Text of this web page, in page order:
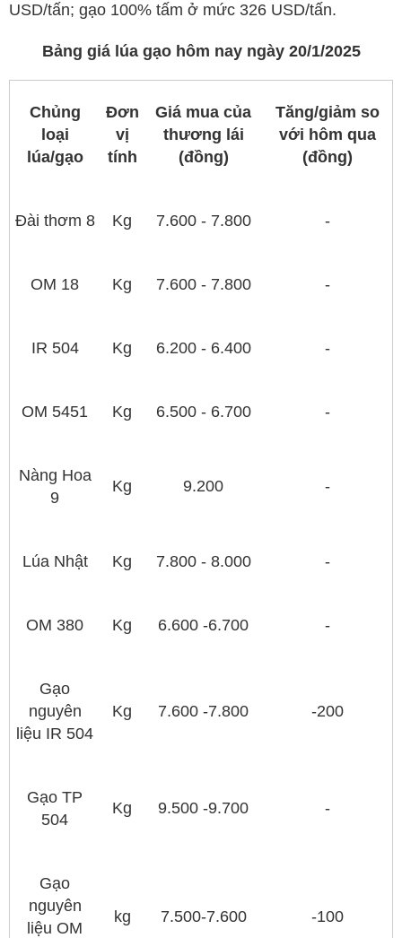
USD/tấn; gạo 100% tấm ở mức 326 USD/tấn.
Bảng giá lúa gạo hôm nay ngày 20/1/2025
Chủng
loại
lúa/gạo
Đơn
vị
tính
Giá mua của
thương lái
(đồng)
Tăng/giảm so
với hôm qua
(đồng)
Đài thơm 8 Kg 7.600 - 7.800 -
OM 18 Kg 7.600 - 7.800 -
IR 504 Kg 6.200 - 6.400 -
OM 5451 Kg 6.500 - 6.700 -
Nàng Hoa
9
Kg 9.200 -
Lúa Nhật Kg 7.800 - 8.000 -
OM 380 Kg 6.600 -6.700 -
Gạo
nguyên
liệu IR 504
Kg 7.600 -7.800 -200
Gạo TP
504
Kg 9.500 -9.700 -
Gạo
nguyên
liệu OM
kg 7.500-7.600 -100